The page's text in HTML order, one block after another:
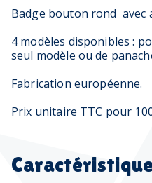
Badge bouton rond avec
4 modèles disponibles :
seul modèle ou de
Fabrication européenne.
Prix unitaire TTC pour